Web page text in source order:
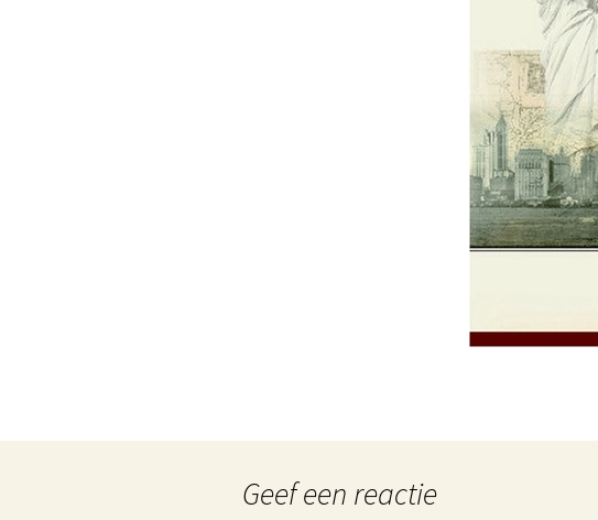
General/Allgemein foto’s
Schwulst Joachimthal
Geef een reactie